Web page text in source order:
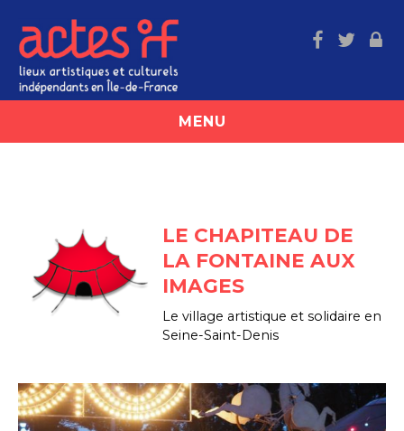
MENU
Présentation et missions
Nos valeurs
Partenaires / Soutiens
MEMBRES
LE CHAPITEAU DE
LA FONTAINE AUX
IMAGES
Le village artistique et solidaire en
Seine-Saint-Denis